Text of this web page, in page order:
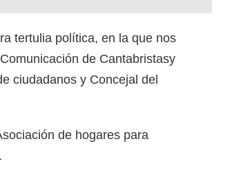
tertulia política, en la que nos
de Cantabristasy
ciudadanos y Concejal del
de hogares para